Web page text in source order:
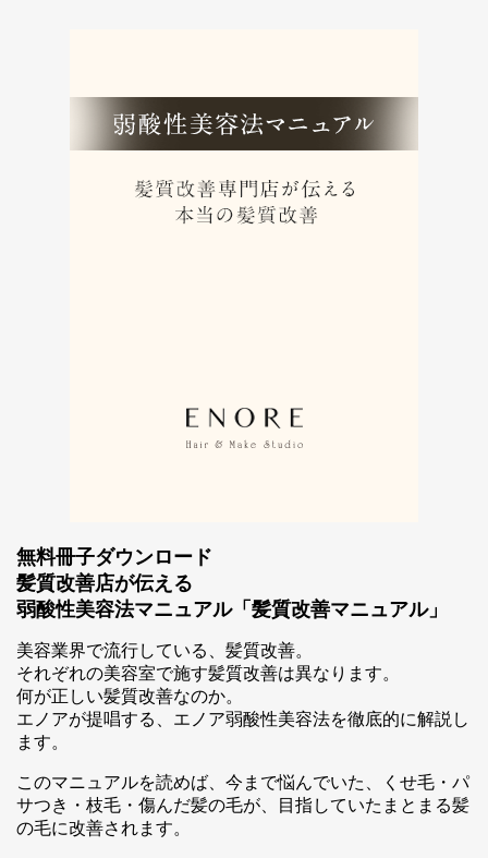
無料冊子ダウンロード
髪質改善店が伝える
弱酸性美容法マニュアル「髪質改善マニュアル」
美容業界で流行している、髪質改善。
それぞれの美容室で施す髪質改善は異なります。
何が正しい髪質改善なのか。
エノアが提唱する、エノア弱酸性美容法を徹底的に解説し
ます。
このマニュアルを読めば、今まで悩んでいた、くせ毛・パ
サつき・枝毛・傷んだ髪の毛が、目指していたまとまる髪
の毛に改善されます。